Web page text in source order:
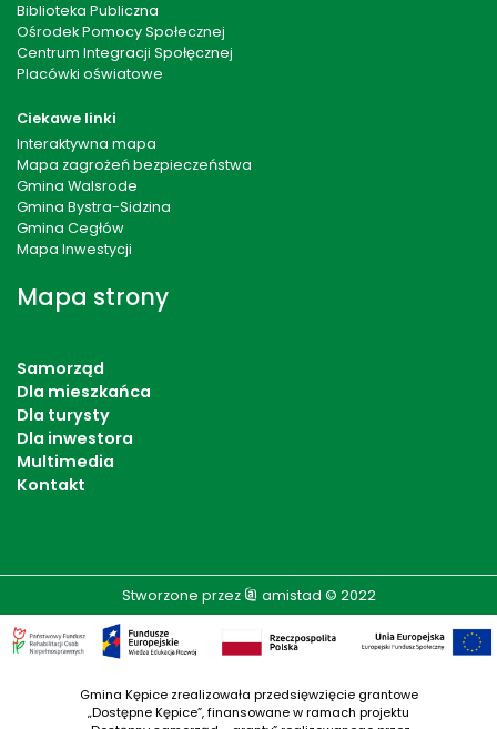
Biblioteka Publiczna
Ośrodek Pomocy Społecznej
Centrum Integracji Społęcznej
Placówki oświatowe
Ciekawe linki
Interaktywna mapa
Mapa zagrożeń bezpieczeństwa
Gmina Walsrode
Gmina Bystra-Sidzina
Gmina Cegłów
Mapa Inwestycji
Mapa strony
Samorząd
Dla mieszkańca
Dla turysty
Dla inwestora
Multimedia
Kontakt
Stworzone przez amistad © 2022
Gmina Kępice zrealizowała przedsięwzięcie grantowe
„Dostępne Kępice”, finansowane w ramach projektu